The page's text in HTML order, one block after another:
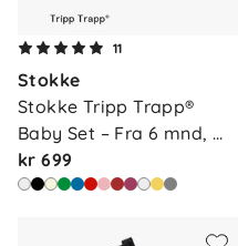
11
Stokke
Stokke Tripp Trapp®
Baby Set – Fra 6 mnd,
na…
kr 699